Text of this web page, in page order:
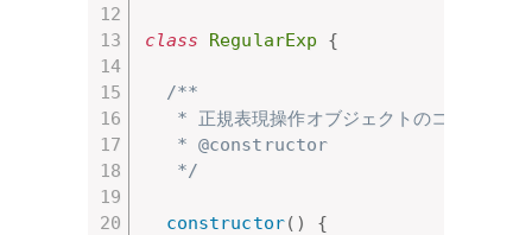
class RegularExp {
/**
* 正規表現操作オブジェクトのコンストラ
   * @constructor
   */
constructor( )
{